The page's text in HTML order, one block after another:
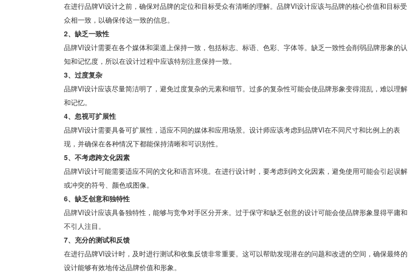
在进行品牌VI设计之前，确保对品牌的定位和目标受众有清晰的理解。品牌VI设计应该与品牌的核心价值和目标受
众相一致，以确保传达一致的信息。
2、缺乏一致性
品牌VI设计需要在各个媒体和渠道上保持一致，包括标志、标语、色彩、字体等。缺乏一致性会削弱品牌形象的认
知和记忆度，所以在设计过程中应该特别注意保持一致。
3、过度复杂
品牌VI设计应该尽量简洁明了，避免过度复杂的元素和细节。过多的复杂性可能会使品牌形象变得混乱，难以理解
和记忆。
4、忽视可扩展性
品牌VI设计需要具备可扩展性，适应不同的媒体和应用场景。设计师应该考虑到品牌VI在不同尺寸和比例上的表
现，并确保在各种情况下都能保持清晰和可识别性。
5、不考虑跨文化因素
品牌VI设计可能需要适应不同的文化和语言环境。在进行设计时，要考虑到跨文化因素，避免使用可能会引起误解
或冲突的符号、颜色或图像。
6、缺乏创意和独特性
品牌VI设计应该具备独特性，能够与竞争对手区分开来。过于保守和缺乏创意的设计可能会使品牌形象显得平庸和
不引人注目。
7、充分的测试和反馈
在进行品牌VI设计时，及时进行测试和收集反馈非常重要。这可以帮助发现潜在的问题和改进的空间，确保最终的
设计能够有效地传达品牌价值和形象。